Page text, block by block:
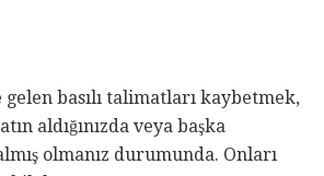
basılı talimatları kaybetmek,
aldığınızda veya başka
olmanız durumunda. Onları